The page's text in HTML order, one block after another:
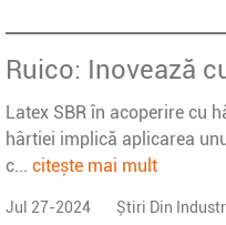
Latex SBR în acoperire cu
hârtiei implică aplicarea
c... citește mai mult
Jul 27-2024 Știri Din